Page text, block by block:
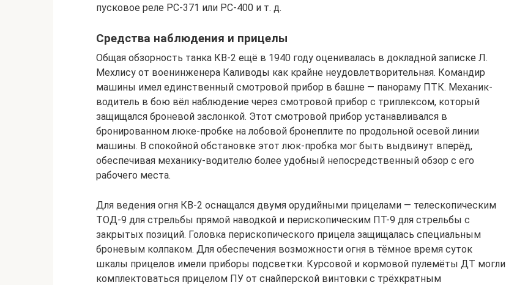
пусковое реле РС-371 или РС-400 и т. д.
Средства наблюдения и прицелы
Общая обзорность танка КВ-2 ещё в 1940 году оценивалась в докладной записке Л.
Мехлису от военинженера Каливоды как крайне неудовлетворительная. Командир
машины имел единственный смотровой прибор в башне — панораму ПТК. Механик-
водитель в бою вёл наблюдение через смотровой прибор с триплексом, который
защищался броневой заслонкой. Этот смотровой прибор устанавливался в
бронированном люке-пробке на лобовой бронеплите по продольной осевой линии
машины. В спокойной обстановке этот люк-пробка мог быть выдвинут вперёд,
обеспечивая механику-водителю более удобный непосредственный обзор с его
рабочего места.
Для ведения огня КВ-2 оснащался двумя орудийными прицелами — телескопическим
ТОД-9 для стрельбы прямой наводкой и перископическим ПТ-9 для стрельбы с
закрытых позиций. Головка перископического прицела защищалась специальным
броневым колпаком. Для обеспечения возможности огня в тёмное время суток
шкалы прицелов имели приборы подсветки. Курсовой и кормовой пулемёты ДТ могли
комплектоваться прицелом ПУ от снайперской винтовки с трёхкратным